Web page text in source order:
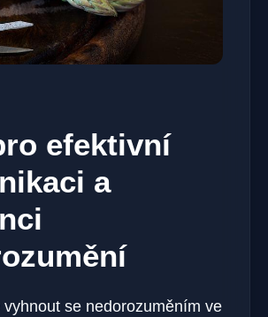
efektivní
a
vyhnout se nedorozuměním ve